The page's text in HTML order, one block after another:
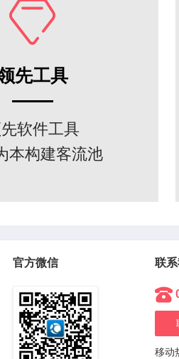
先工具
软件工具
本构建客流池
官方微信 联
移动